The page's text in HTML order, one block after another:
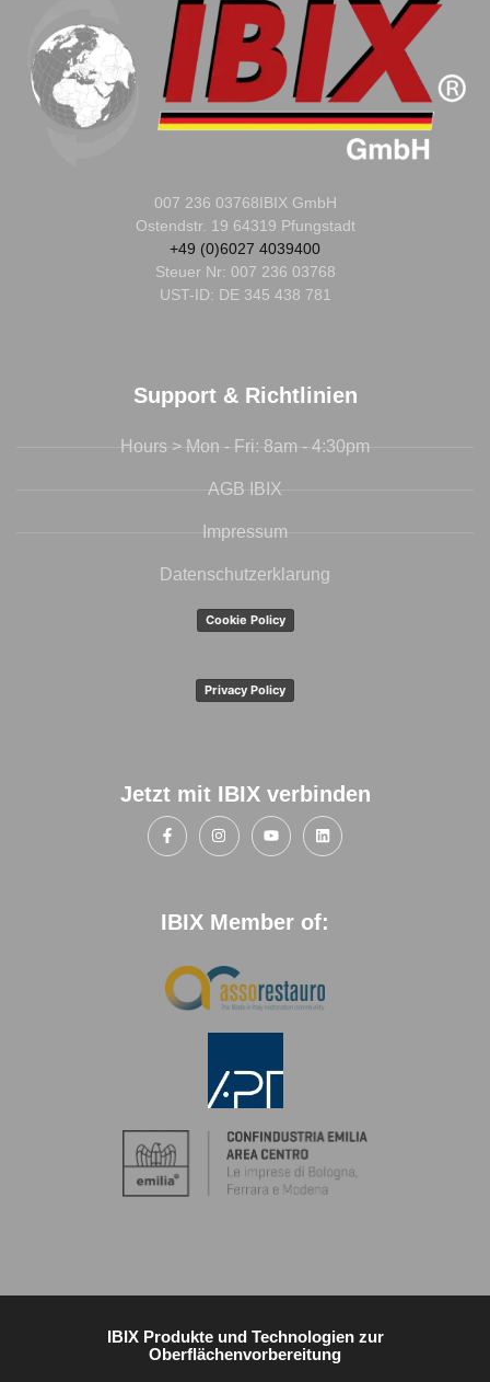
007 236 03768IBIX GmbH
Ostendstr. 19 64319 Pfungstadt
+49 (0)6027 4039400
Steuer Nr: 007 236 03768
UST-ID: DE 345 438 781
Support & Richtlinien
Hours > Mon - Fri: 8am - 4:30pm
AGB IBIX
Impressum
Datenschutzerklarung
Cookie Policy
Privacy Policy
Jetzt mit IBIX verbinden
IBIX Member of:
IBIX Produkte und Technologien zur
Oberflächenvorbereitung